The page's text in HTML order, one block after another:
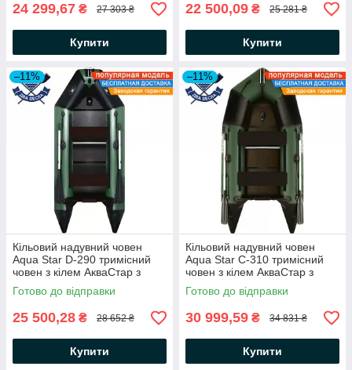
24 299,67 ₴ 27 303 ₴
Купити
22 500,09 ₴ 25 281 ₴
Купити
–11%
Кільовий надувний човен
Aqua Star D-290 тримісний
човен з кілем АкваСтар з
жорстким дном зі
стрингерами зсувні сидіння
Готово до відправки
25 500,28 ₴ 28 652 ₴
Купити
–11%
Кільовий надувний човен
Aqua Star C-310 тримісний
човен з кілем АкваСтар з
жорстким дном і
посиленнями під кильсоном,
Готово до відправки
30 999,59 ₴ 34 831 ₴
Купити